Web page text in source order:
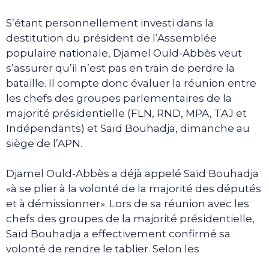
S’étant personnellement investi dans la
destitution du président de l’Assemblée
populaire nationale, Djamel Ould-Abbès veut
s’assurer qu’il n’est pas en train de perdre la
bataille. Il compte donc évaluer la réunion entre
les chefs des groupes parlementaires de la
majorité présidentielle (FLN, RND, MPA, TAJ et
Indépendants) et Saïd Bouhadja, dimanche au
siège de l’APN.
Djamel Ould-Abbès a déjà appelé Saïd Bouhadja
«à se plier à la volonté de la majorité des députés
et à démissionner». Lors de sa réunion avec les
chefs des groupes de la majorité présidentielle,
Saïd Bouhadja a effectivement confirmé sa
volonté de rendre le tablier. Selon les